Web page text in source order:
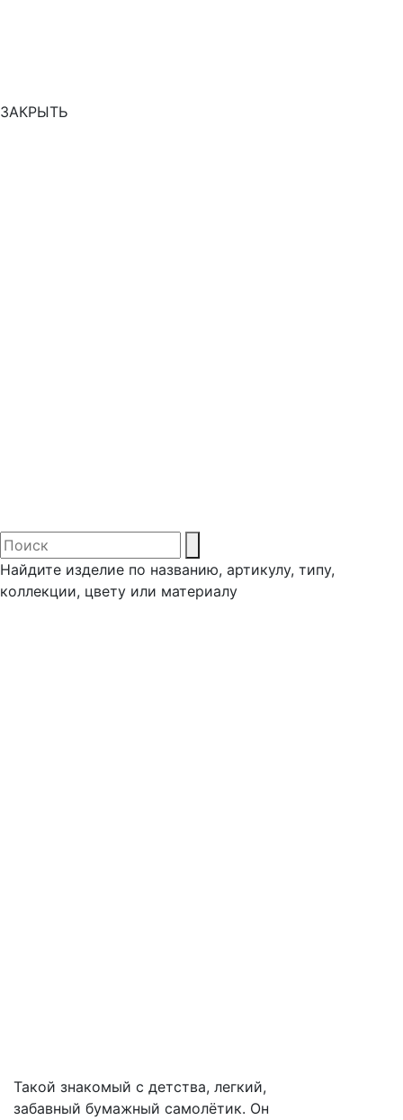
ЗАКРЫТЬ
Найдите изделие по названию, артикулу, типу,
коллекции, цвету или материалу
Такой знакомый с детства, легкий,
забавный бумажный самолётик. Он